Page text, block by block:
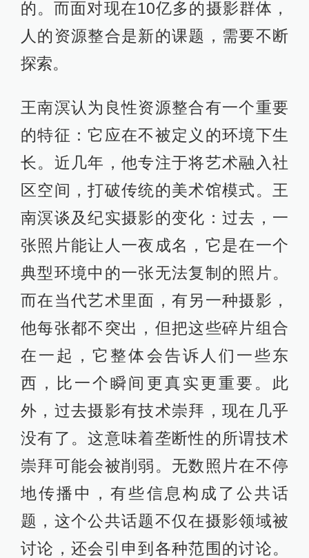
的。而面对现在10亿多的摄影群体，
人的资源整合是新的课题，需要不断
探索。
王南溟认为良性资源整合有一个重要
的特征：它应在不被定义的环境下生
长。近几年，他专注于将艺术融入社
区空间，打破传统的美术馆模式。王
南溟谈及纪实摄影的变化：过去，一
张照片能让人一夜成名，它是在一个
典型环境中的一张无法复制的照片。
而在当代艺术里面，有另一种摄影，
他每张都不突出，但把这些碎片组合
在一起，它整体会告诉人们一些东
西，比一个瞬间更真实更重要。此
外，过去摄影有技术崇拜，现在几乎
没有了。这意味着垄断性的所谓技术
崇拜可能会被削弱。无数照片在不停
地传播中，有些信息构成了公共话
题，这个公共话题不仅在摄影领域被
讨论，还会引申到各种范围的讨论。